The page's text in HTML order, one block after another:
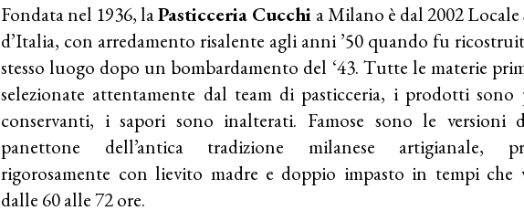
Fondata nel 1936, laPasticceria Cucchi a Milano è dal 2002
d’Italia, con arredamento risalente agli anni ’50 quando fu
stesso luogo dopo un bombardamento del ‘43. Tutte le materie
selezionate attentamente dal team di pasticceria, i prodotti
conservanti, i sapori sono inalterati. Famose sono le versioni
panettone dell’antica tradizione milanese artigianale,
rigorosamente con lievito madre e doppio impasto in tempi che
dalle 60 alle 72 ore.